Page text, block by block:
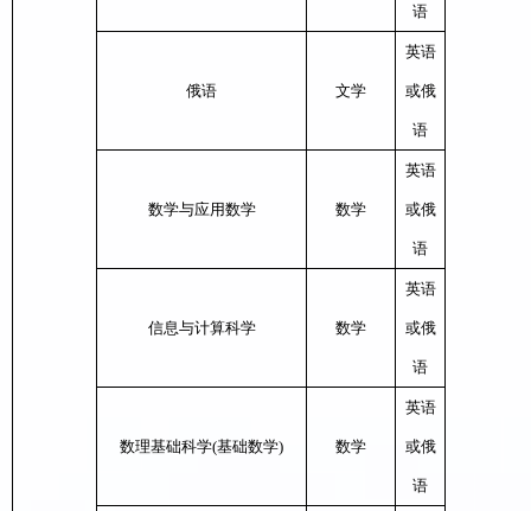
语
俄语 文学
英语
或俄
语
数学与应用数学 数学
英语
或俄
语
信息与计算科学 数学
英语
或俄
语
数理基础科学(基础数学) 数学
英语
或俄
语